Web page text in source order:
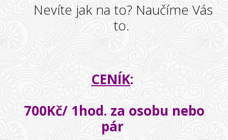
Nevíte jak na to? Naučíme Vás
to.
CENÍK:
700Kč/ 1hod. za osobu nebo
pár